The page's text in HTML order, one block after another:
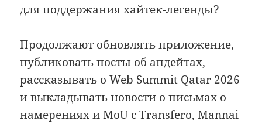
для поддержания хайтек-легенды?
Продолжают обновлять приложение,
публиковать посты об апдейтах,
рассказывать о Web Summit Qatar 2026
и выкладывать новости о письмах о
намерениях и MoU с Transfero, Mannai